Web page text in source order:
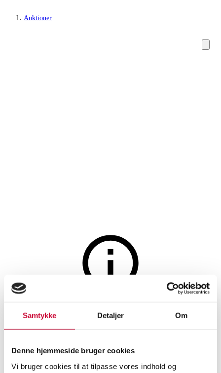
Samtykke Detaljer Om
Denne hjemmeside bruger cookies
Vi bruger cookies til at tilpasse vores indhold og
Auktioner
Auktionen er afsluttet
12 flasker 2023 Campagnola
Pinot Grigio del Veneto IGT. (2
kasser)